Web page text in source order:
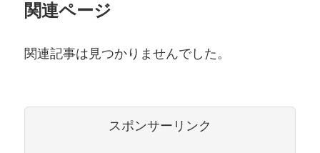
関連ページ
関連記事は見つかりませんでした。
スポンサーリンク